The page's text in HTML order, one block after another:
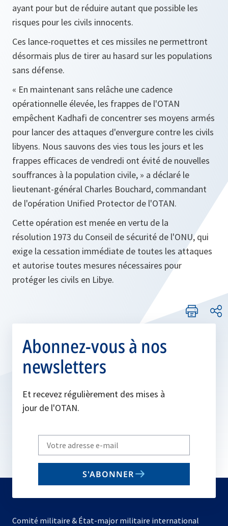
ayant pour but de réduire autant que possible les
risques pour les civils innocents.
Ces lance-roquettes et ces missiles ne permettront
désormais plus de tirer au hasard sur les populations
sans défense.
« En maintenant sans relâche une cadence
opérationnelle élevée, les frappes de l'OTAN
empêchent Kadhafi de concentrer ses moyens armés
pour lancer des attaques d'envergure contre les civils
libyens. Nous sauvons des vies tous les jours et les
frappes efficaces de vendredi ont évité de nouvelles
souffrances à la population civile, » a déclaré le
lieutenant-général Charles Bouchard, commandant
de l'opération Unified Protector de l'OTAN.
Cette opération est menée en vertu de la
résolution 1973 du Conseil de sécurité de l'ONU, qui
exige la cessation immédiate de toutes les attaques
et autorise toutes mesures nécessaires pour
protéger les civils en Libye.
Abonnez-vous à nos
newsletters
Et recevez régulièrement des mises à
jour de l'OTAN.
Write
your
email
S'ABONNER
Comité militaire & État-major militaire international